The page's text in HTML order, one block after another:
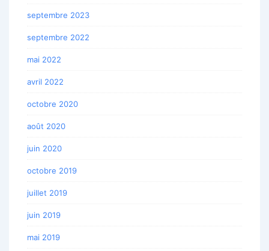
septembre 2023
septembre 2022
mai 2022
avril 2022
octobre 2020
août 2020
juin 2020
octobre 2019
juillet 2019
juin 2019
mai 2019